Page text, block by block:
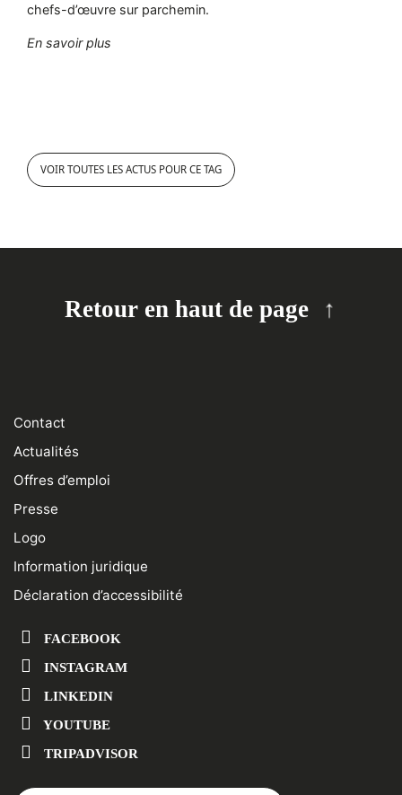
chefs-d’œuvre sur parchemin.
En savoir plus
VOIR TOUTES LES ACTUS POUR CE TAG
Retour en haut de page
Contact
Actualités
Offres d’emploi
Presse
Logo
Information juridique
Déclaration d’accessibilité
FACEBOOK
INSTAGRAM
LINKEDIN
YOUTUBE
TRIPADVISOR